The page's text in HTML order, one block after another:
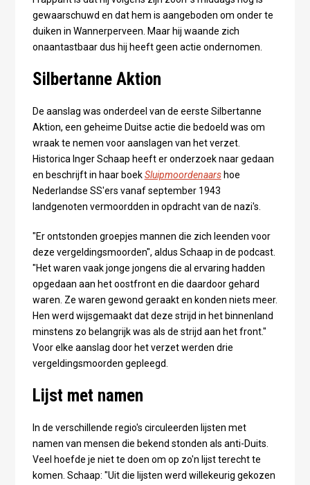
gewaarschuwd en dat hem is aangeboden om onder te
duiken in Wannerperveen. Maar hij waande zich
onaantastbaar dus hij heeft geen actie ondernomen.
Silbertanne Aktion
De aanslag was onderdeel van de eerste Silbertanne
Aktion, een geheime Duitse actie die bedoeld was om
wraak te nemen voor aanslagen van het verzet.
Historica Inger Schaap heeft er onderzoek naar gedaan
en beschrijft in haar boekSluipmoordenaarshoe
Nederlandse SS'ers vanaf september 1943
landgenoten vermoordden in opdracht van de nazi's.
"Er ontstonden groepjes mannen die zich leenden voor
deze vergeldingsmoorden", aldus Schaap in de podcast.
"Het waren vaak jonge jongens die al ervaring hadden
opgedaan aan het oostfront en die daardoor gehard
waren. Ze waren gewond geraakt en konden niets meer.
Hen werd wijsgemaakt dat deze strijd in het binnenland
minstens zo belangrijk was als de strijd aan het front."
Voor elke aanslag door het verzet werden drie
vergeldingsmoorden gepleegd.
Lijst met namen
In de verschillende regio's circuleerden lijsten met
namen van mensen die bekend stonden als anti-Duits.
Veel hoefde je niet te doen om op zo'n lijst terecht te
komen. Schaap: "Uit die lijsten werd willekeurig gekozen